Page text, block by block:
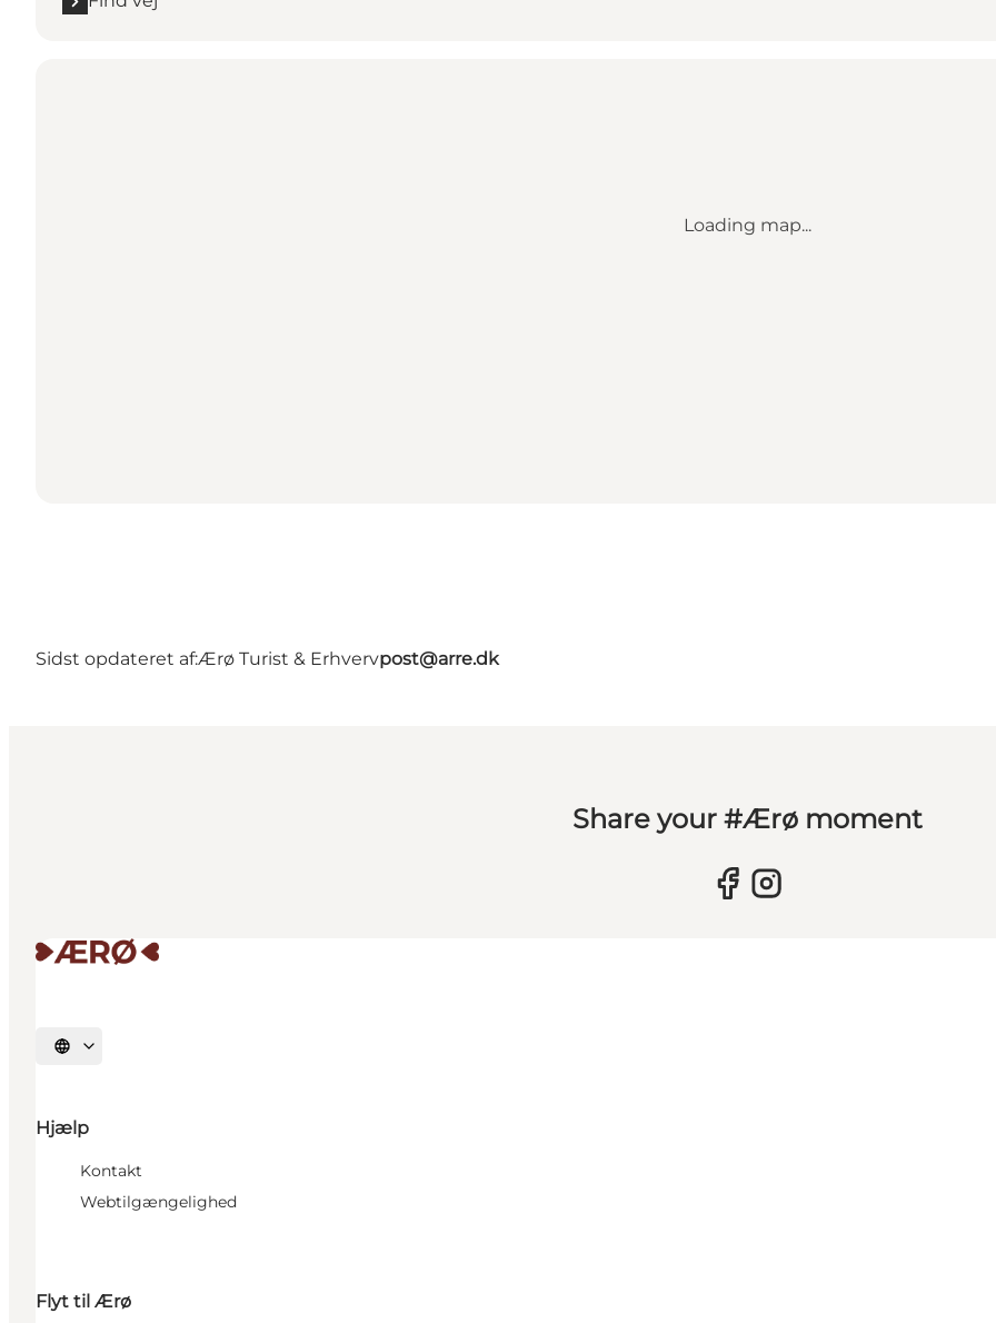
Loading map...
Sidst opdateret af:Ærø Turist & Erhvervpost@arre.dk
Share your #Ærø moment
Vælg sprog
Hjælp
Kontakt
Webtilgængelighed
Flyt til Ærø